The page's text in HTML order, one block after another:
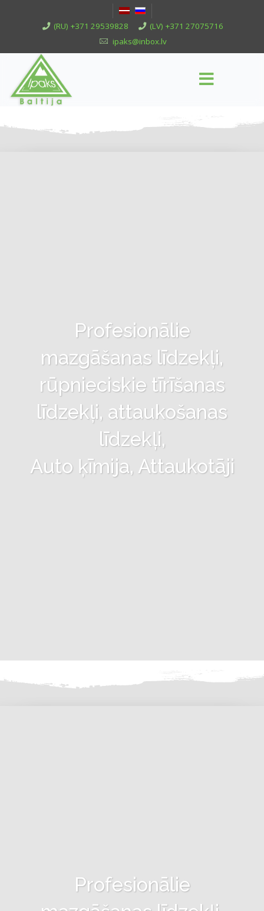
(RU) +371 29539828
(LV) +371 27075716
ipaks@inbox.lv
Profesionālie
mazgāšanas līdzekļi,
rūpnieciskie tīrīšanas
līdzekļi, attaukošanas
līdzekļi,
Auto ķīmija, Attaukotāji
Profesionālie